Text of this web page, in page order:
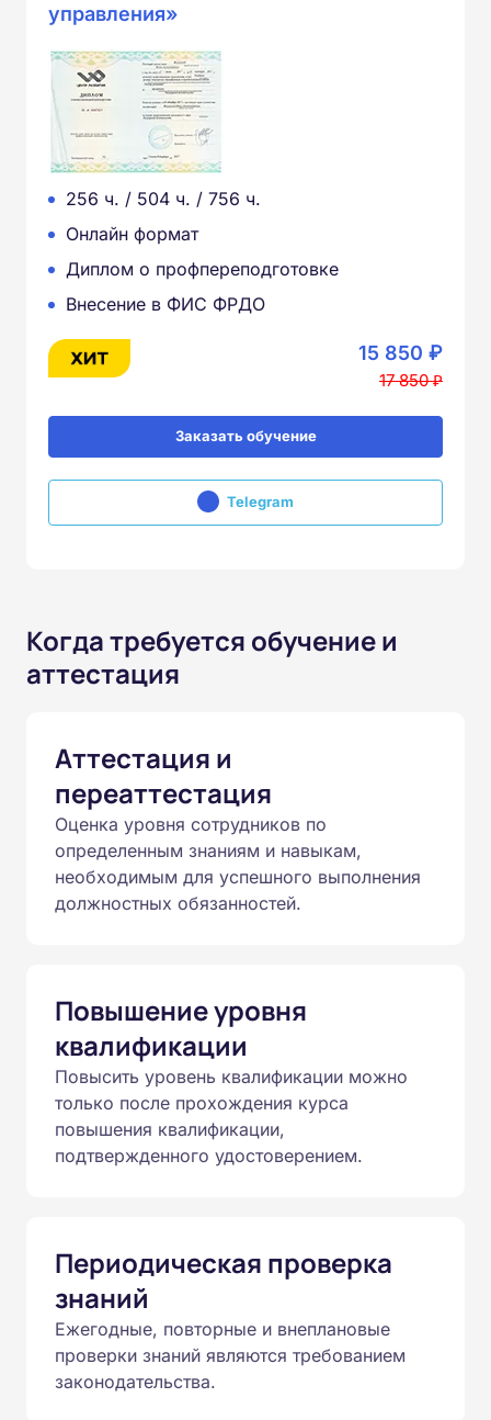
управления»
256 ч. / 504 ч. / 756 ч.
Онлайн формат
Диплом о профпереподготовке
Внесение в ФИС ФРДО
15 850 ₽
17 850 ₽
Заказать обучение
Telegram
Когда требуется обучение и
аттестация
Аттестация и
переаттестация
Оценка уровня сотрудников по
определенным знаниям и навыкам,
необходимым для успешного выполнения
должностных обязанностей.
Повышение уровня
квалификации
Повысить уровень квалификации можно
только после прохождения курса
повышения квалификации,
подтвержденного удостоверением.
Периодическая проверка
знаний
Ежегодные, повторные и внеплановые
проверки знаний являются требованием
законодательства.